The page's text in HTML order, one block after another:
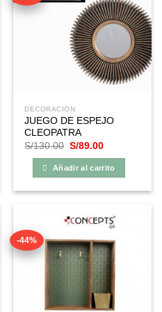
DECORACIÓN
JUEGO DE ESPEJO
CLEOPATRA
S/130.00 El
original
era:
S/89.00El
actual
es:
Añadir al carrito
-44%